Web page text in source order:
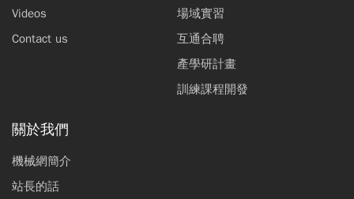
Videos
Contact us
場域實習
互通合聘
產學研計畫
訓練課程開發
關於我們
機械網簡介
站長的話